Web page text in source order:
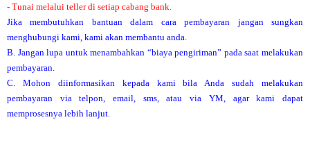
- Tunai melalui teller di setiap cabang bank.
Jika membutuhkan bantuan dalam cara pembayaran jangan sungkan
menghubungi kami, kami akan membantu anda.
B. Jangan lupa untuk menambahkan “biaya pengiriman” pada saat melakukan
pembayaran.
C. Mohon diinformasikan kepada kami bila Anda sudah melakukan
pembayaran via telpon, email, sms, atau via YM, agar kami dapat
memprosesnya lebih lanjut.